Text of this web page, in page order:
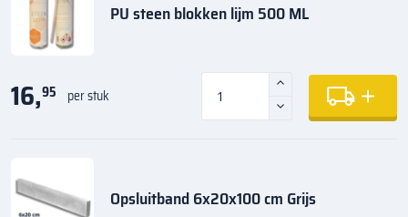
PU steen blokken lijm 500 ML
16,95 per stuk
Opsluitband 6x20x100 cm Grijs